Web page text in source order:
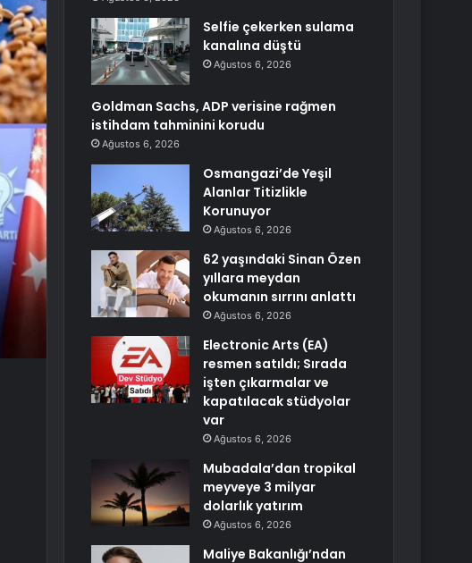
Selfie çekerken sulama
kanalına düştü
Ağustos 6, 2026
Goldman Sachs, ADP verisine rağmen
istihdam tahminini korudu
Ağustos 6, 2026
Osmangazi’de Yeşil
Alanlar Titizlikle
Korunuyor
Ağustos 6, 2026
62 yaşındaki Sinan Özen
yıllara meydan
okumanın sırrını anlattı
Ağustos 6, 2026
Electronic Arts (EA)
resmen satıldı; Sırada
işten çıkarmalar ve
kapatılacak stüdyolar
var
Ağustos 6, 2026
Mubadala’dan tropikal
meyveye 3 milyar
dolarlık yatırım
Ağustos 6, 2026
Maliye Bakanlığı’ndan